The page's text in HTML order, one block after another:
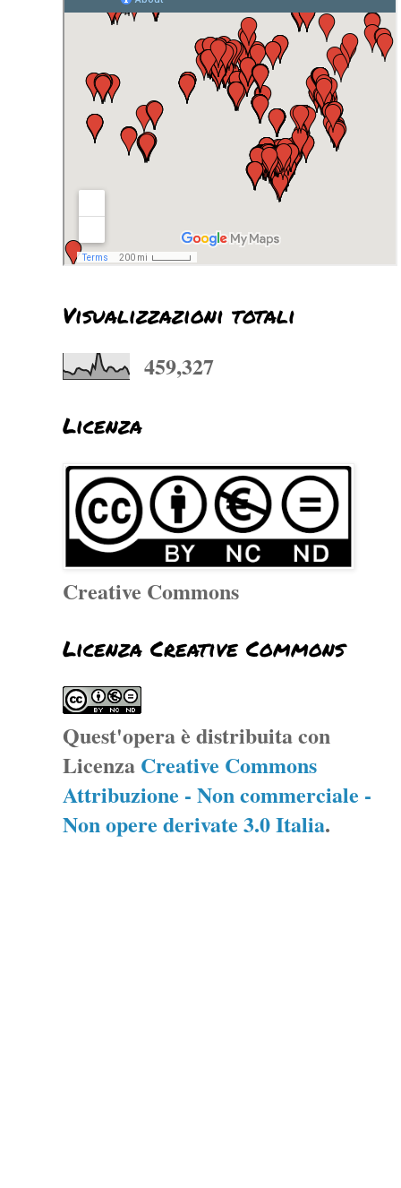
Visualizzazioni totali
459,327
Licenza
Creative Commons
Licenza Creative Commons
Quest'opera è distribuita con
Licenza Creative Commons
Attribuzione - Non commerciale -
Non opere derivate 3.0 Italia.